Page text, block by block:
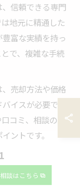
信頼できる専門
地元に精通した
富な実績を持っ
で、複雑な手続
売却方法や価格
イスが必要で
コミ、相談のし
ントです。
に精通している
ど、地域密着型
相談はこちら